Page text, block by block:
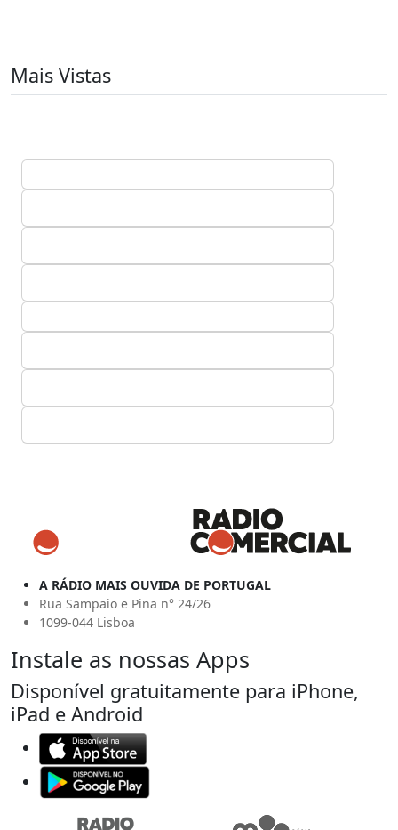
Mais Vistas
A RÁDIO MAIS OUVIDA DE PORTUGAL
Rua Sampaio e Pina n° 24/26
1099-044 Lisboa
Instale as nossas Apps
Disponível gratuitamente para iPhone,
iPad e Android